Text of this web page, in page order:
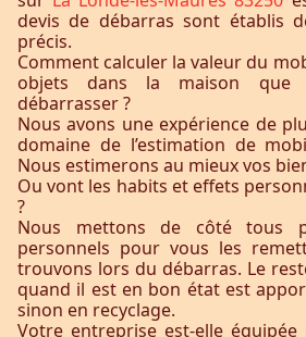
devis de débarras sont établis
précis.
Comment calculer la valeur du
objets dans la maison que
débarrasser ?
Nous avons une expérience de
domaine de l’estimation de
Nous estimerons au mieux vos
Ou vont les habits et effets
?
Nous mettons de côté tous
personnels pour vous les
trouvons lors du débarras. Le
quand il est en bon état est
sinon en recyclage.
Votre entreprise est-elle